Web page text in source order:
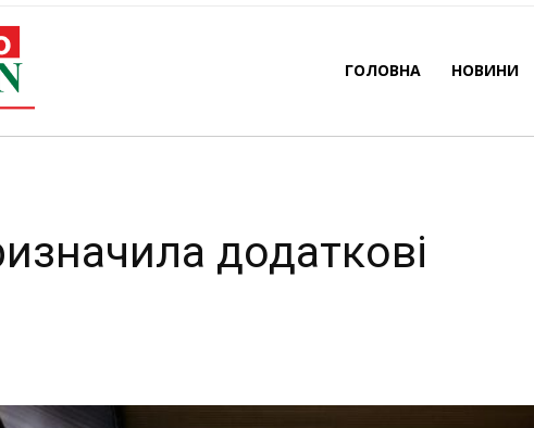
ГОЛОВНА НОВИНИ
додаткові